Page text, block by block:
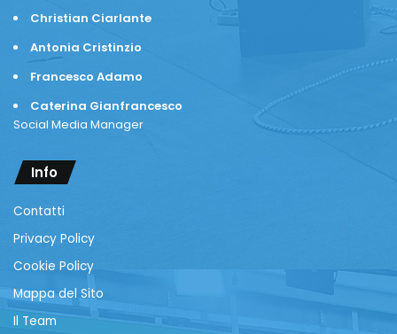
Christian Ciarlante
Antonia Cristinzio
Francesco Adamo
Caterina Gianfrancesco
Social Media Manager
Info
Contatti
Privacy Policy
Cookie Policy
Mappa del Sito
Il Team